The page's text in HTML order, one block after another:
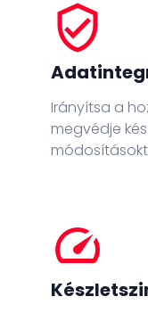
verified_user
Irányítsa a
megvédje
speed